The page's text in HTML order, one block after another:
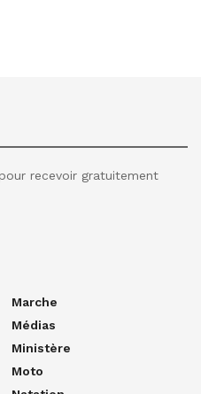
recevoir gratuitement
Marche
Médias
Ministère
Moto